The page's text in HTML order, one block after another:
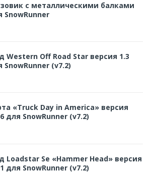
с металлическими балками
SnowRunner
Western Off Road Star версия 1.3
SnowRunner (v7.2)
«Truck Day in America» версия
для SnowRunner (v7.2)
Loadstar Se «Hammer Head» версия
для SnowRunner (v7.2)